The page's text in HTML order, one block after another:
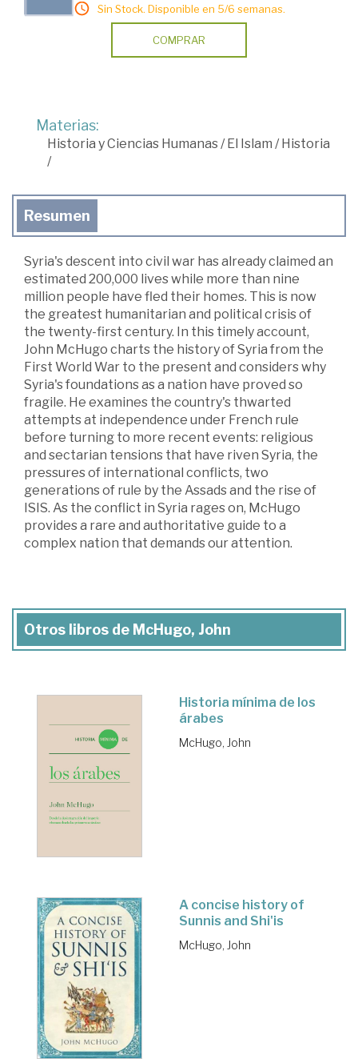
Sin Stock. Disponible en 5/6 semanas.
COMPRAR
Materias:
Historia y Ciencias Humanas/El Islam /Historia
/
Resumen
Syria's descent into civil war has already claimed an
estimated 200,000 lives while more than nine
million people have fled their homes. This is now
the greatest humanitarian and political crisis of
the twenty-first century. In this timely account,
John McHugo charts the history of Syria from the
First World War to the present and considers why
Syria's foundations as a nation have proved so
fragile. He examines the country's thwarted
attempts at independence under French rule
before turning to more recent events: religious
and sectarian tensions that have riven Syria, the
pressures of international conflicts, two
generations of rule by the Assads and the rise of
ISIS. As the conflict in Syria rages on, McHugo
provides a rare and authoritative guide to a
complex nation that demands our attention.
Otros libros de McHugo, John
Historia mínima de los
árabes
McHugo, John
A concise history of
Sunnis and Shi'is
McHugo, John